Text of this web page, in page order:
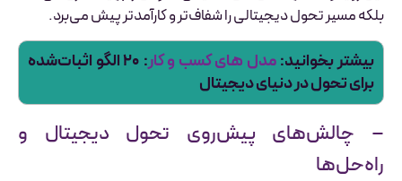
بلکه مسیر تحول دیجیتالی را شفاف‌تر و کارآمدتر پیش می‌برد.
بیشتر بخوانید:مدل های کسب و کار
: ۲۰ الگو اثبات‌شده
برای تحول در دنیای دیجیتال
– چالش‌های پیش‌روی تحول دیجیتال و
راه‌حل‌ها